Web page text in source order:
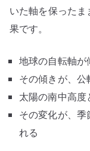
いた軸を保った
果です。
地球の自転軸が
その傾きが、
太陽の南中高度
その変化が、
れる